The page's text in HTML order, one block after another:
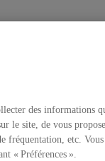
des informations
le site, de vous
fréquentation, etc. Vous
« Préférences ».